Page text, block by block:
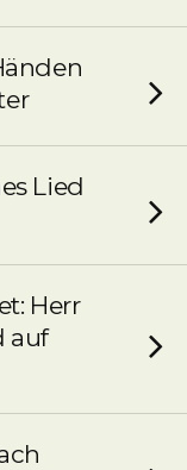
Lied
Herr
auf